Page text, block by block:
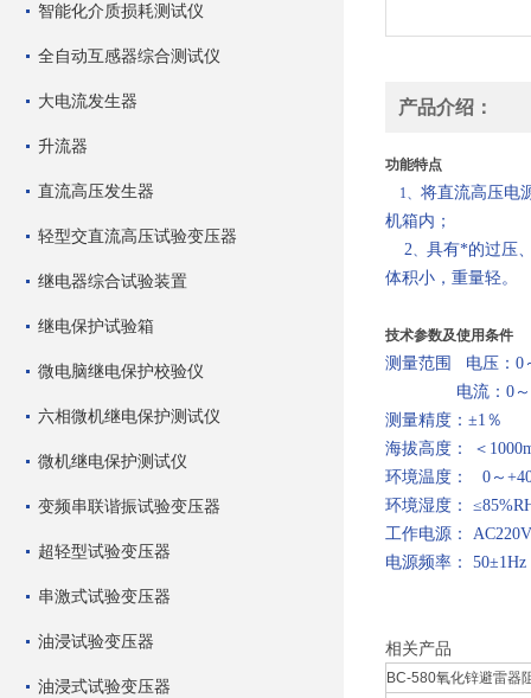
智能化介质损耗测试仪
全自动互感器综合测试仪
大电流发生器
升流器
直流高压发生器
轻型交直流高压试验变压器
继电器综合试验装置
继电保护试验箱
微电脑继电保护校验仪
六相微机继电保护测试仪
微机继电保护测试仪
变频串联谐振试验变压器
超轻型试验变压器
串激式试验变压器
油浸试验变压器
油浸式试验变压器
产品介绍：
功能特点
1、 将直流高压电
机箱内；
2、 具有*的过压
体积小，重量轻。
技术参数及使用条件
测量范围 电压：0
电流：0～
测量精度：±1％
海拔高度： ＜
环境温度： 0～
环境湿度：
工作电源：
电源频率： 50±1Hz
相关产品
BC-580氧化锌避雷器